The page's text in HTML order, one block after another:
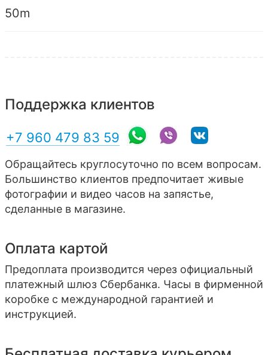
50m
Поддержка клиентов
+7 960 479 83 59
Обращайтесь круглосуточно по всем вопросам.
Большинство клиентов предпочитает живые
фотографии и видео часов на запястье,
сделанные в магазине.
Оплата картой
Предоплата производится через официальный
платежный шлюз Сбербанка. Часы в фирменной
коробке с международной гарантией и
инструкцией.